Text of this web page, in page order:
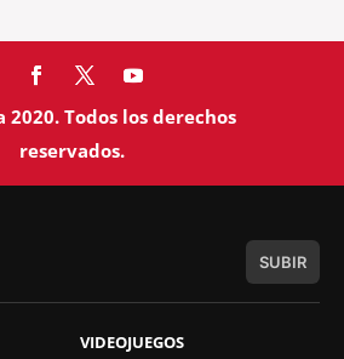
Todos los derechos
reservados.
SUBIR
VIDEOJUEGOS